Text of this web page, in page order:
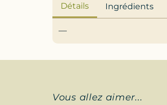
Détails Ingrédients
—
Vous allez aimer...